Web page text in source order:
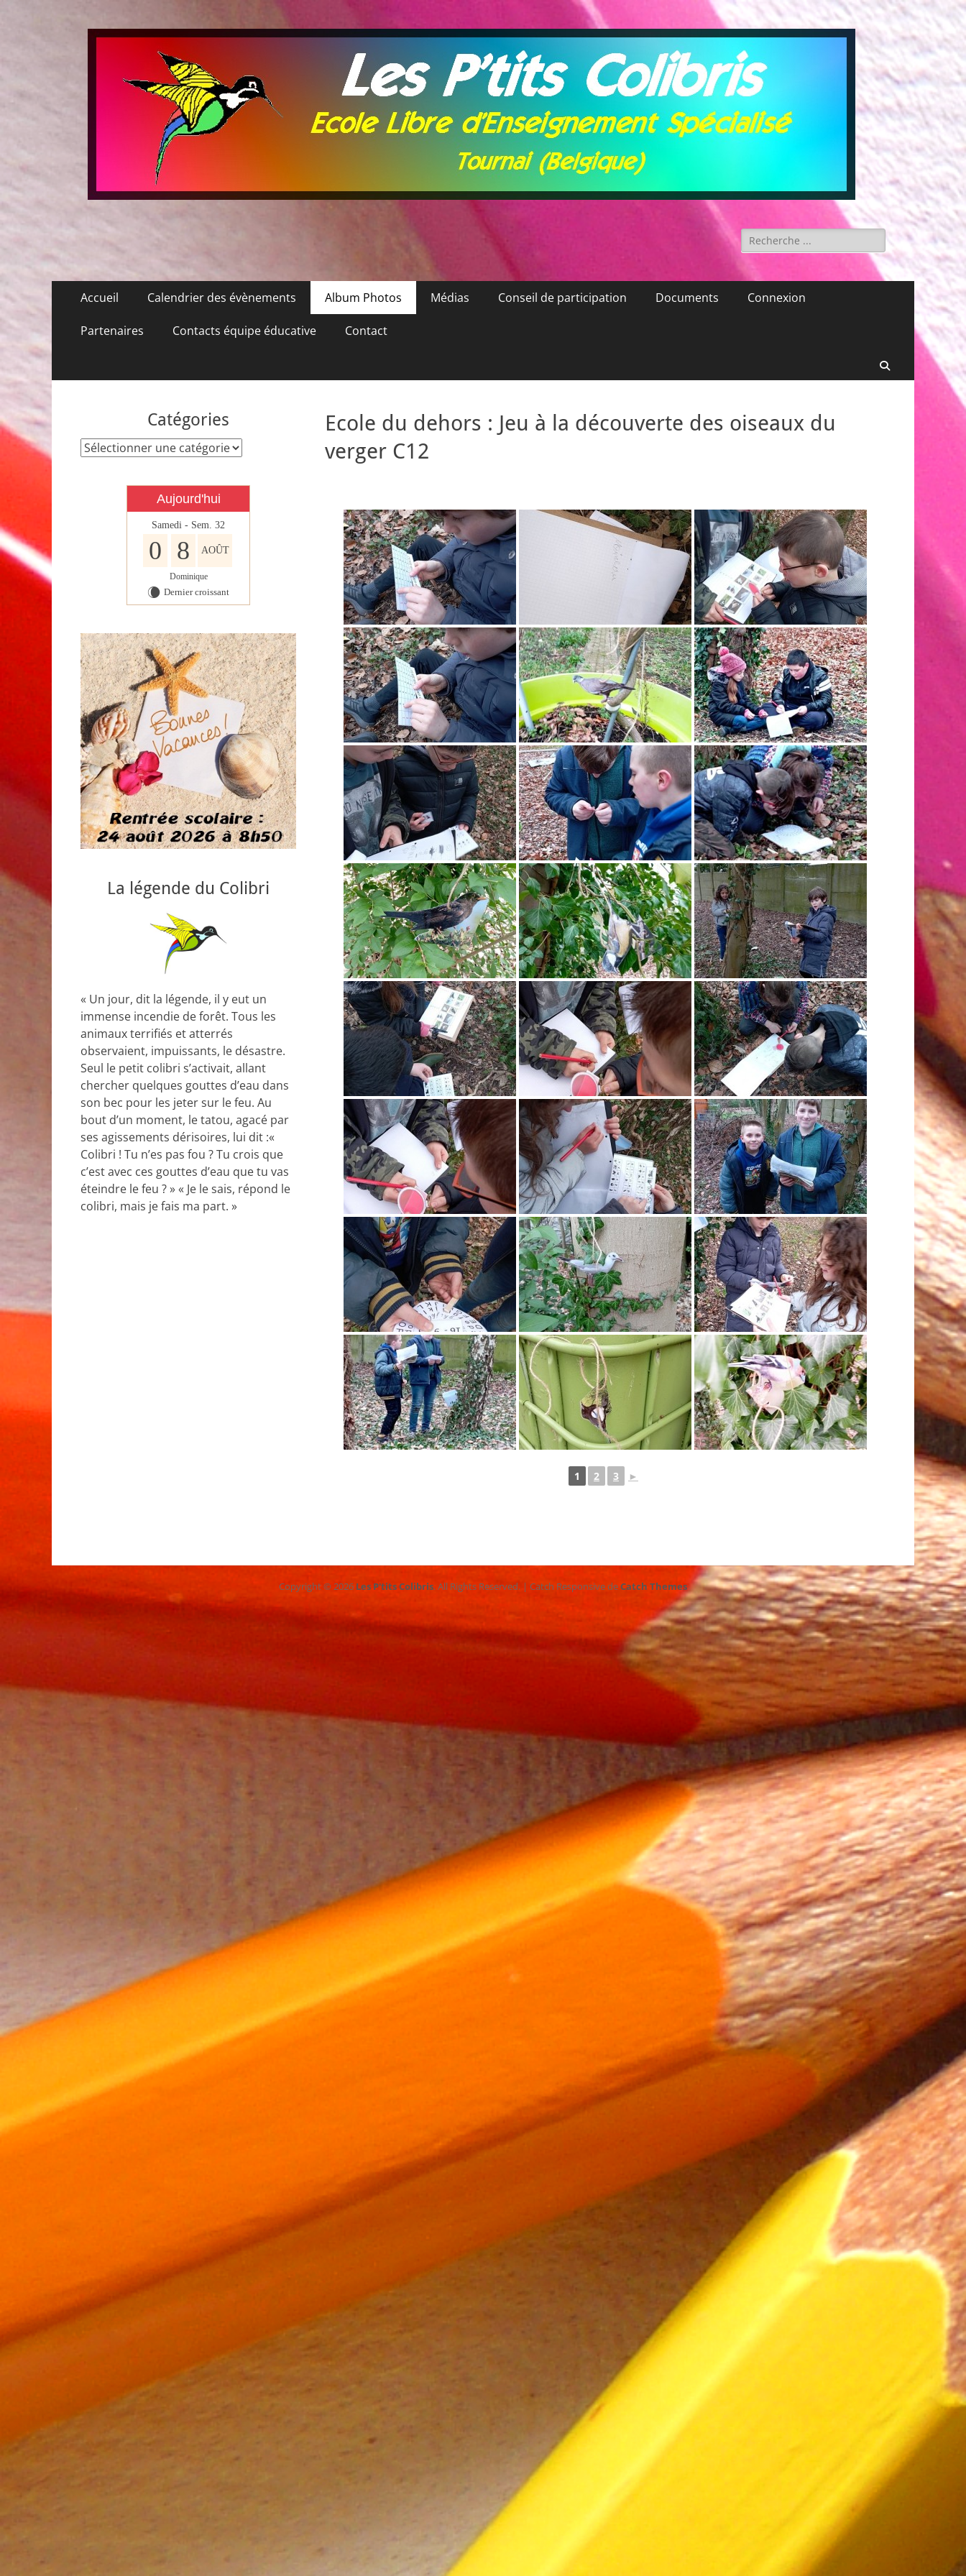
Les P'tits Colibris
Rechercher :
Menu
contenu
Accueil Calendrier des évènements Album Photos Médias Conseil de participation Documents Connexion
Partenaires Contacts équipe éducative Contact
Recherche
Ecole du dehors : Jeu à la découverte des oiseaux du
verger C12
1 2 3 ►
Catégories
Catégories
Aujourd'hui
Samedi - Sem. 32
0 8 AOÛT
Dominique
W Dernier croissant
La légende du Colibri
« Un jour, dit la légende, il y eut un
immense incendie de forêt. Tous les
animaux terrifiés et atterrés
observaient, impuissants, le désastre.
Seul le petit colibri s’activait, allant
chercher quelques gouttes d’eau dans
son bec pour les jeter sur le feu. Au
bout d’un moment, le tatou, agacé par
ses agissements dérisoires, lui dit :«
Colibri ! Tu n’es pas fou ? Tu crois que
c’est avec ces gouttes d’eau que tu vas
éteindre le feu ? » « Je le sais, répond le
colibri, mais je fais ma part. »
Copyright © 2026 Les P'tits Colibris. All Rights Reserved. | Catch Responsive deCatch Themes